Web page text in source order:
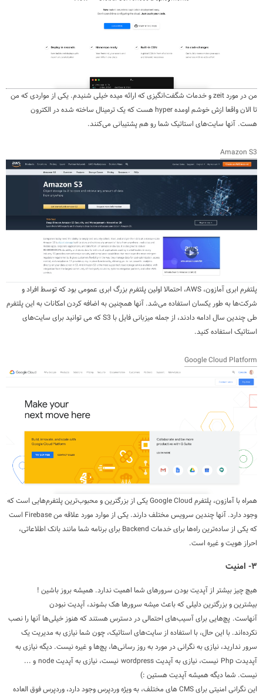
من در مورد zeit و خدمات شگفت‌انگیزی که ارائه میده خیلی شنیدم. یکی از مواردی که من
تا الان واقعا ازش خوشم اومده hyper هست که یک ترمینال ساخته شده در الکترون
هست. آنها سایت‌های استاتیک شما رو هم پشتیبانی می‌کنند.
Amazon S3
پلتفرم ابری آمازون، AWS، احتمالا اولین پلتفرم بزرگ ابری عمومی بود که توسط افراد و
شرکت‌ها به طور یکسان استفاده می‌شد. آنها همچنین به اضافه کردن امکانات به این پلتفرم
طی چندین سال ادامه دادند، از جمله میزبانی فایل با S3 که می توانید برای سایت‌های
استاتیک استفاده کنید.
Google Cloud Platform
همراه با آمازون، پلتفرم Google Cloud یکی از بزرگترین و محبوب‌ترین پلتفرم‌هایی است که
وجود دارد. آنها چندین سرویس مختلف دارند. یکی از موارد مورد علاقه منFirebase است
که یکی از ساده‌ترین راه‌ها برای خدمات Backend برای برنامه شما مانند بانک اطلاعاتی،
احراز هویت و غیره است.
۳- امنیت
هیچ چیز بیشتر از آپدیت بودن سرورهای شما اهمیت ندارد. همیشه بروز باشین !
بیشترین و بزرگترین دلیلی که باعث میشه سرورها هک بشوند، آپدیت نبودن
آنهاست. پچ‌هایی برای آسیب‌های احتمالی در دسترس هستند که هنوز خیلی‌ها آنها را نصب
نکرده‌اند. با این حال، با استفاده از سایت‌های استاتیک، چون شما نیازی به مدیریت یک
سرور ندارید، نیازی به نگرانی در مورد به روز رسانی‌ها، پچ‌ها و غیره نیست. دیگه نیازی به
آپدیدتPhp نیست، نیازی به آپدیتwordpress نیست، نیازی به آپدیتnode و ...
نیست. شما دیگه همیشه آپدیت هستین :)
این نگرانی امنیتی برای CMS های مختلف، به ویژه وردپرس وجود دارد، وردپرس فوق العاده